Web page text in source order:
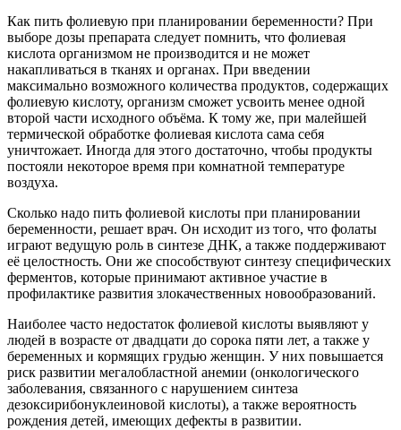
Как пить фолиевую при планировании беременности? При
выборе дозы препарата следует помнить, что фолиевая
кислота организмом не производится и не может
накапливаться в тканях и органах. При введении
максимально возможного количества продуктов, содержащих
фолиевую кислоту, организм сможет усвоить менее одной
второй части исходного объёма. К тому же, при малейшей
термической обработке фолиевая кислота сама себя
уничтожает. Иногда для этого достаточно, чтобы продукты
постояли некоторое время при комнатной температуре
воздуха.
Сколько надо пить фолиевой кислоты при планировании
беременности, решает врач. Он исходит из того, что фолаты
играют ведущую роль в синтезе ДНК, а также поддерживают
её целостность. Они же способствуют синтезу специфических
ферментов, которые принимают активное участие в
профилактике развития злокачественных новообразований.
Наиболее часто недостаток фолиевой кислоты выявляют у
людей в возрасте от двадцати до сорока пяти лет, а также у
беременных и кормящих грудью женщин. У них повышается
риск развитии мегалобластной анемии (онкологического
заболевания, связанного с нарушением синтеза
дезоксирибонуклеиновой кислоты), а также вероятность
рождения детей, имеющих дефекты в развитии.